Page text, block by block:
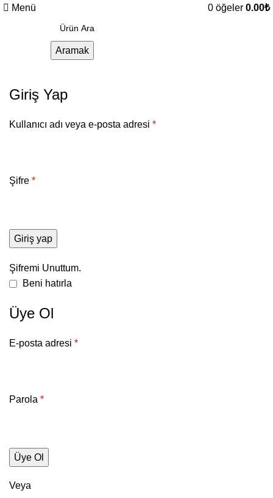
Menü 0 öğeler 0.00₺
Aramak
Giriş Yap
Kullanıcı adı veya e-posta adresi *
Şifre *
Giriş yap
Şifremi Unuttum.
Beni hatırla
Üye Ol
E-posta adresi *
Parola *
Üye Ol
Veya